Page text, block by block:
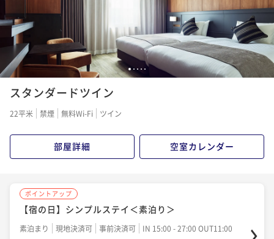
¥26,820~
2名 ¥ 24,942 ~
ポイントアップ
【連泊割】2連泊以上でお得にステイ＜素泊り＞
素泊まり 現地決済可 事前決済可
ポイント即利用で
2名 ¥ 40,622 ~
【連泊割】2連泊以上でお得にステイ＜朝食付＞
朝食付き 現地決済可 事前決済可
IN 15:00 - 27:00 OUT11:00
ポイント即利用で最大7％OFF
1 2 3 4 5
スタンダードツイン
22平米 禁煙 無料Wi-Fi ツイン
部屋詳細 空室カレンダー
ポイントアップ
【宿の日】シンプルステイ＜素泊り＞
素泊まり 現地決済可 事前決済可
IN 15:00 - 27:00 OUT11:00